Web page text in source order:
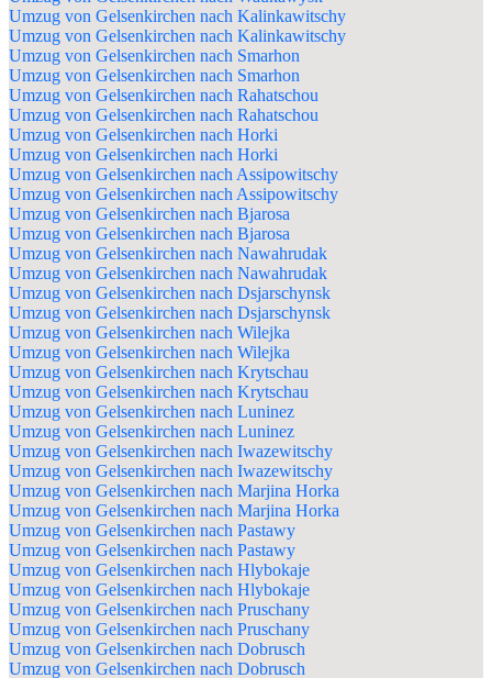
Umzug von Gelsenkirchen nach Kalinkawitschy
Umzug von Gelsenkirchen nach Kalinkawitschy
Umzug von Gelsenkirchen nach Smarhon
Umzug von Gelsenkirchen nach Smarhon
Umzug von Gelsenkirchen nach Rahatschou
Umzug von Gelsenkirchen nach Rahatschou
Umzug von Gelsenkirchen nach Horki
Umzug von Gelsenkirchen nach Horki
Umzug von Gelsenkirchen nach Assipowitschy
Umzug von Gelsenkirchen nach Assipowitschy
Umzug von Gelsenkirchen nach Bjarosa
Umzug von Gelsenkirchen nach Bjarosa
Umzug von Gelsenkirchen nach Nawahrudak
Umzug von Gelsenkirchen nach Nawahrudak
Umzug von Gelsenkirchen nach Dsjarschynsk
Umzug von Gelsenkirchen nach Dsjarschynsk
Umzug von Gelsenkirchen nach Wilejka
Umzug von Gelsenkirchen nach Wilejka
Umzug von Gelsenkirchen nach Krytschau
Umzug von Gelsenkirchen nach Krytschau
Umzug von Gelsenkirchen nach Luninez
Umzug von Gelsenkirchen nach Luninez
Umzug von Gelsenkirchen nach Iwazewitschy
Umzug von Gelsenkirchen nach Iwazewitschy
Umzug von Gelsenkirchen nach Marjina Horka
Umzug von Gelsenkirchen nach Marjina Horka
Umzug von Gelsenkirchen nach Pastawy
Umzug von Gelsenkirchen nach Pastawy
Umzug von Gelsenkirchen nach Hlybokaje
Umzug von Gelsenkirchen nach Hlybokaje
Umzug von Gelsenkirchen nach Pruschany
Umzug von Gelsenkirchen nach Pruschany
Umzug von Gelsenkirchen nach Dobrusch
Umzug von Gelsenkirchen nach Dobrusch